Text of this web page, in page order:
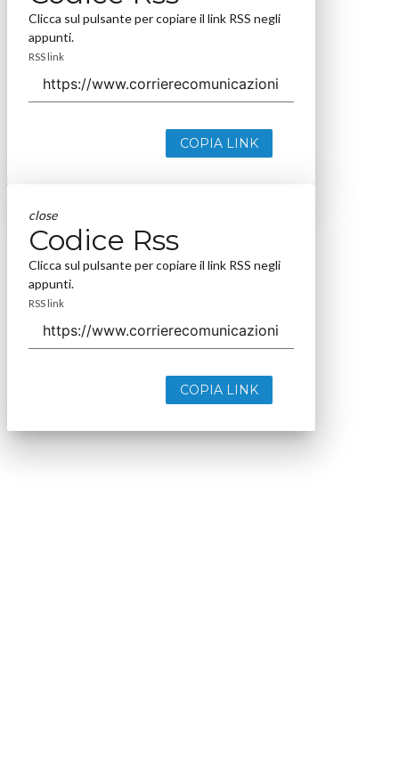
Clicca sul pulsante per copiare il link RSS negli
appunti.
RSS link
COPIA LINK
close
Codice Rss
Clicca sul pulsante per copiare il link RSS negli
appunti.
RSS link
COPIA LINK